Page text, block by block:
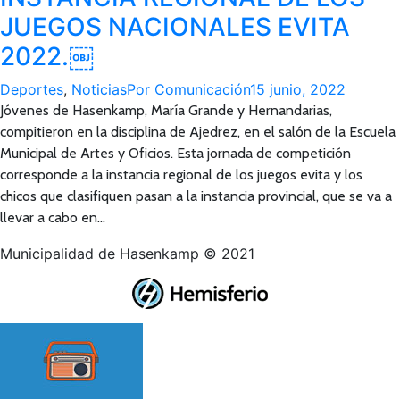
JUEGOS NACIONALES EVITA
2022.￼
Deportes, NoticiasPor Comunicación15 junio, 2022
Jóvenes de Hasenkamp, María Grande y Hernandarias,
compitieron en la disciplina de Ajedrez, en el salón de la Escuela
Municipal de Artes y Oficios. Esta jornada de competición
corresponde a la instancia regional de los juegos evita y los
chicos que clasifiquen pasan a la instancia provincial, que se va a
llevar a cabo en…
Municipalidad de Hasenkamp © 2021
Tienda